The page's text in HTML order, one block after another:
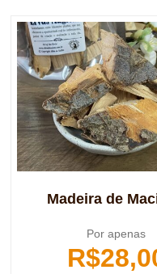
Madeira de
Por apenas
R$